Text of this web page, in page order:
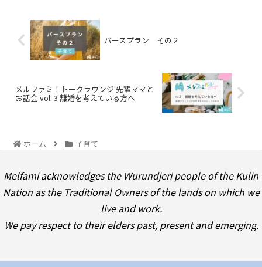
バースプラン その２
メルファミ！トークラウンジ 先輩ママと
お話会 vol. 3 離婚を考えている方へ
ホーム 子育て
Melfami acknowledges the Wurundjeri people of the Kulin
Nation as the Traditional Owners of the lands on which we
live and work.
We pay respect to their elders past, present and emerging.